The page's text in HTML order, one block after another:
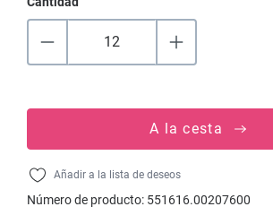
A la cesta
Añadir a la lista de deseos
Número de producto: 551616.00207600